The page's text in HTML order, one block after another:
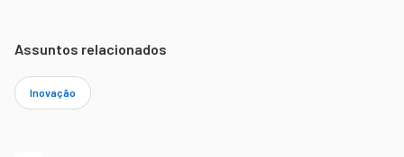
Assuntos relacionados
Inovação